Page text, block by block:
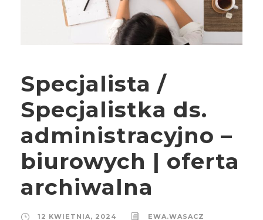
Specjalista /
Specjalistka ds.
administracyjno –
biurowych | oferta
archiwalna
12 KWIETNIA, 2024 EWA.WASACZ